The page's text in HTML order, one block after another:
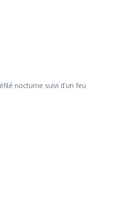
nocturne suivi d’un feu